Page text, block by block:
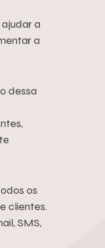
a
a
dessa
os
clientes.
SMS,